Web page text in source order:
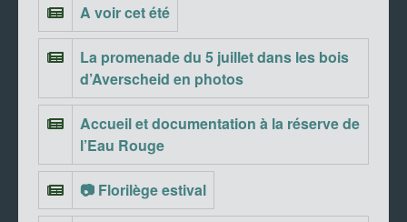
A voir cet été
La promenade du 5 juillet dans les bois
d’Averscheid en photos
Accueil et documentation à la réserve de
l’Eau Rouge
📷 Florilège estival